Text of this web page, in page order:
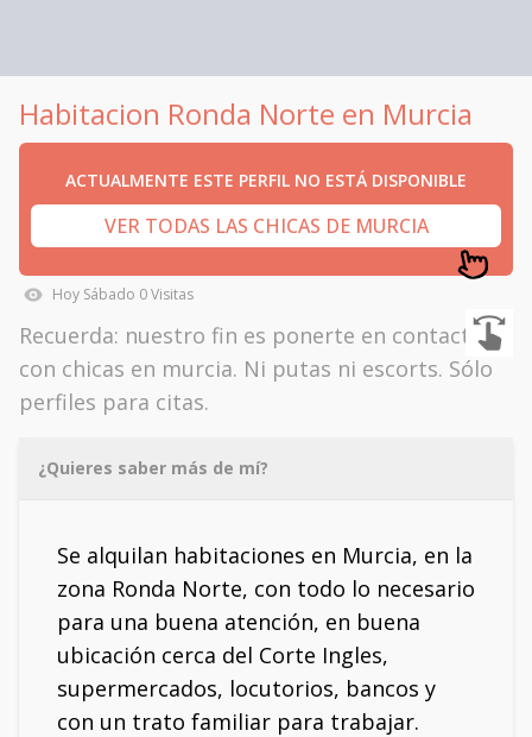
Habitacion Ronda Norte en Murcia
ACTUALMENTE ESTE PERFIL NO ESTÁ DISPONIBLE
VER TODAS LAS CHICAS DE MURCIA
Hoy Sábado 0Visitas
Recuerda: nuestro fin es ponerte en contacto
con chicas en murcia. Ni putas ni escorts. Sólo
perfiles para citas.
¿Quieres saber más de mí?
Se alquilan habitaciones en Murcia, en la
zona Ronda Norte, con todo lo necesario
para una buena atención, en buena
ubicación cerca del Corte Ingles,
supermercados, locutorios, bancos y
con un trato familiar para trabajar.